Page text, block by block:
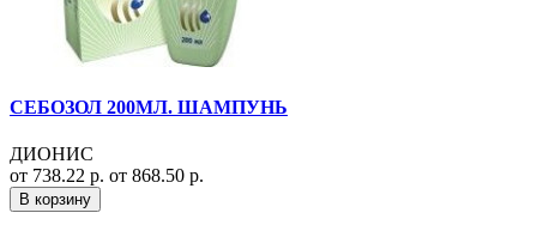
СЕБОЗОЛ 200МЛ. ШАМПУНЬ
ДИОНИС
от 738.22 р. от 868.50 р.
В корзину